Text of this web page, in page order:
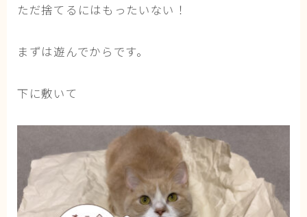
猫の可愛さ発見シリーズ
基本ガイド（ねこの飼い方、しつけ、食事）
健康管理（病気・ケア・病院情報）
行動と心理（ねこの習性、気持ちの読み方）
お役立ち情報（ねこに優しいインテリア、災害対
ただ捨てるにはもったいない！
まずは遊んでからです。
下に敷いて